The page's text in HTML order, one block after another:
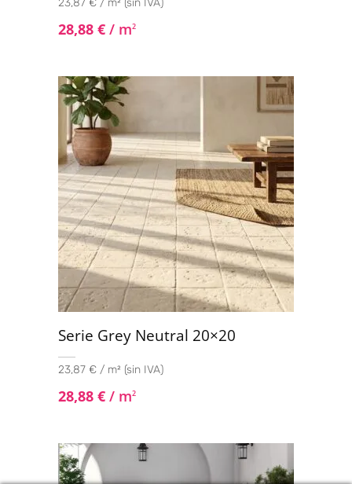
23,87 € / m² (sin IVA)
28,88 € / m2
Serie Grey Neutral 20×20
23,87 € / m² (sin IVA)
28,88 € / m2